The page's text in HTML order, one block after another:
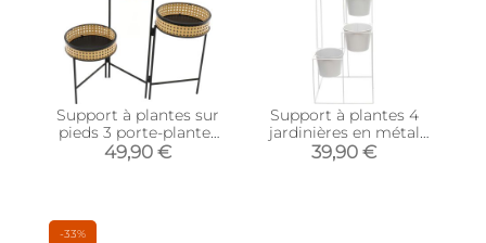
Support à plantes sur
pieds 3 porte-plantes
62 x 50 cm
49,90 €
Support à plantes 4
jardinières en métal
Scandi 30 x 70 cm
(Blanc)
39,90 €
-33%